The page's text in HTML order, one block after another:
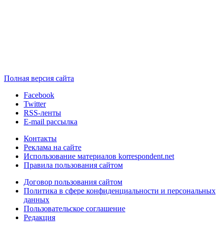
Полная версия сайта
Facebook
Twitter
RSS-ленты
E-mail рассылка
Контакты
Реклама на сайте
Использование материалов korrespondent.net
Правила пользования сайтом
Договор пользования сайтом
Политика в сфере конфиденциальности и персональных
данных
Пользовательское соглашение
Редакция